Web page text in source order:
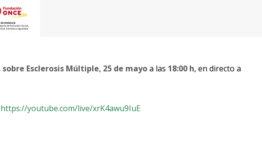
Esclerosis Múltiple, 25 de mayoa las 18:00 h, en directo a
https://youtube.com/live/xrK4awu9IuE